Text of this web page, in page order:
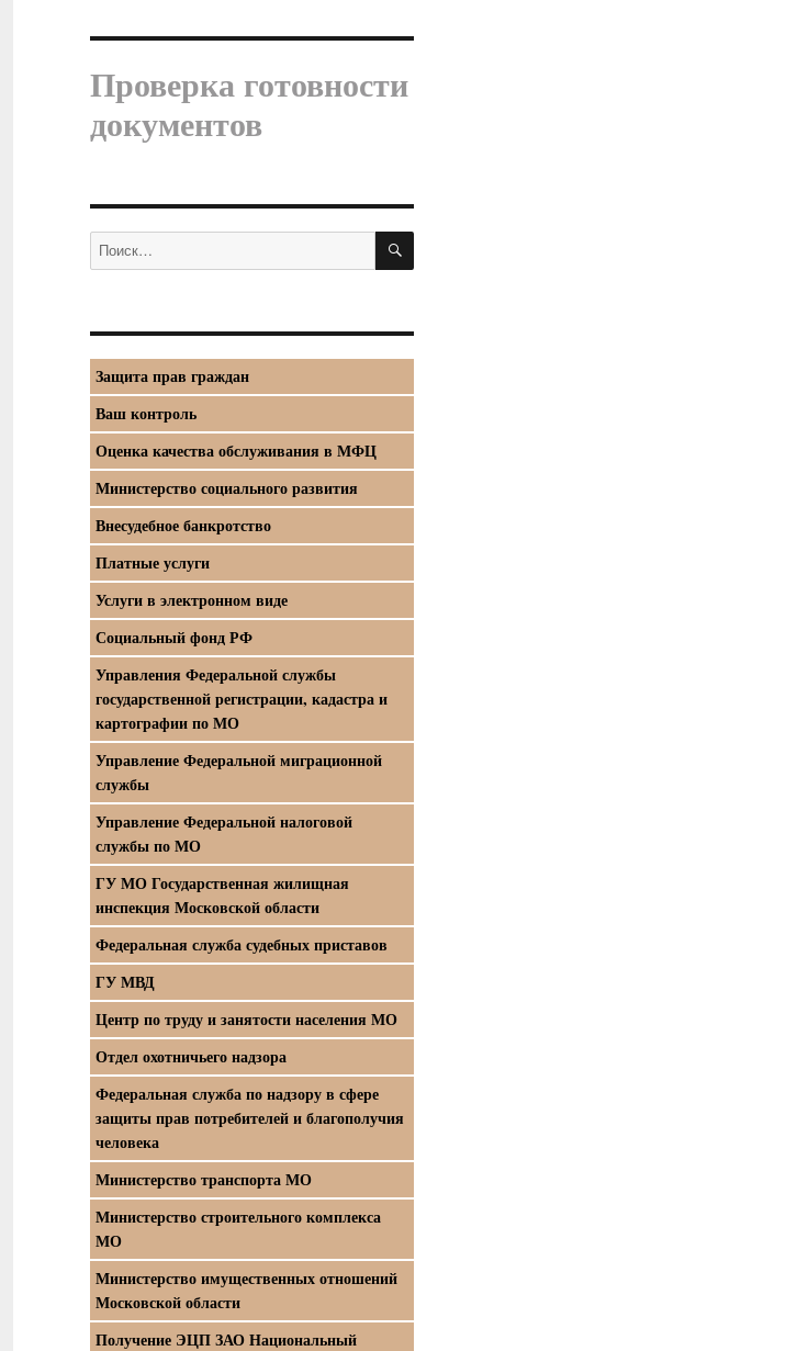
Проверка готовности
документов
Искать: ПОИСК
Защита прав граждан
Ваш контроль
Оценка качества обслуживания в МФЦ
Министерство социального развития
Внесудебное банкротство
Платные услуги
Услуги в электронном виде
Социальный фонд РФ
Управления Федеральной службы
государственной регистрации, кадастра и
картографии по МО
Управление Федеральной миграционной
службы
Управление Федеральной налоговой
службы по МО
ГУ МО Государственная жилищная
инспекция Московской области
Федеральная служба судебных приставов
ГУ МВД
Центр по труду и занятости населения МО
Отдел охотничьего надзора
Федеральная служба по надзору в сфере
защиты прав потребителей и благополучия
человека
Министерство транспорта МО
Министерство строительного комплекса
МО
Министерство имущественных отношений
Московской области
Получение ЭЦП ЗАО Национальный